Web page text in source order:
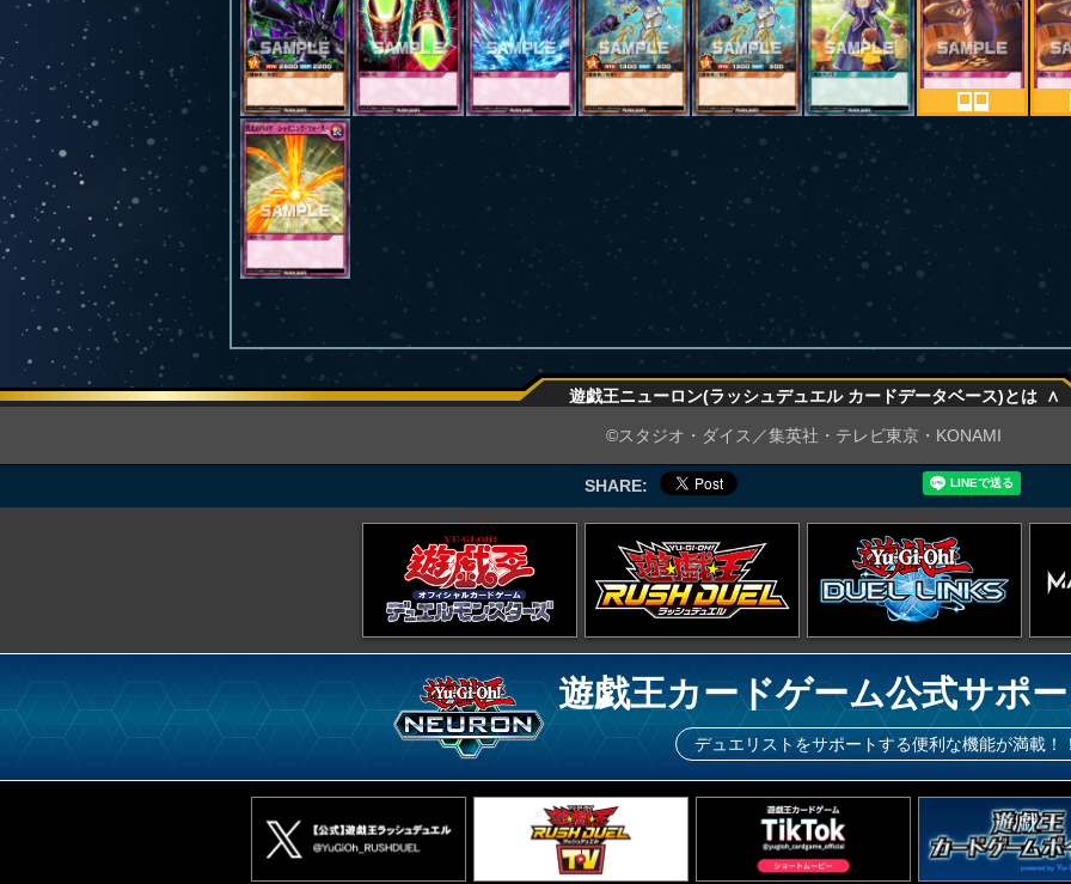
遊戯王ニューロン(ラッシュデュエル カードデータベース)とは ∧
©スタジオ・ダイス／集英社・テレビ東京・KONAMI
SHARE:
遊戯王カードゲーム公式サポ
デュエリストをサポートする便利な機能が満載！